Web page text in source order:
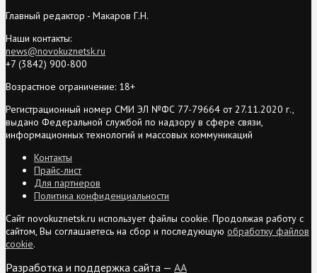
Главный редактор - Макаров Г.Н.
Наши контакты:
news@novokuznetsk.ru
+7 (3842) 900-800
Возрастное ограничение: 18+
Регистрационный номер СМИ ЭЛ №ФС 77-79664 от 27.11.2020 г.,
выдано Федеральной службой по надзору в сфере связи,
информационных технологий и массовых коммуникаций
Контакты
Прайс-лист
Для партнеров
Политика конфиденциальности
Сайт novokuznetsk.ru использует файлы cookie. Продолжая работу с
сайтом, Вы соглашаетесь на сбор и последующую обработку файлов
cookie.
Разработка и поддержка сайта — AA